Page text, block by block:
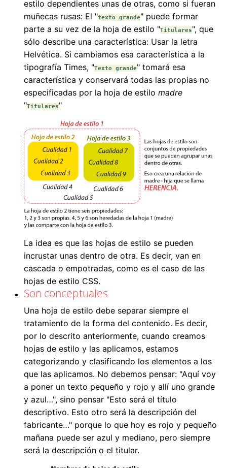
estilo dependientes unas de otras, como si fueran
muñecas rusas: El "texto grande" puede formar
parte a su vez de la hoja de estilo "Titulares", que
sólo describe una característica: Usar la letra
Helvética. Si cambiamos esa característica a la
tipografía Times, "Texto grande" tomará esa
característica y conservará todas las propias no
especificadas por la hoja de estilo madre
"Titulares"
La idea es que las hojas de estilo se pueden
incrustar unas dentro de otra. Es decir, van en
cascada o empotradas, como es el caso de las
hojas de estilo CSS.
Son conceptuales
Una hoja de estilo debe separar siempre el
tratamiento de la forma del contenido. Es decir,
por lo descrito anteriormente, cuando creamos
hojas de estilo y las aplicamos, estamos
categorizando y clasificando los elementos a los
que las aplicamos. No debemos pensar: "Aquí voy
a poner un texto pequeño y rojo y allí uno grande
y azul…", sino pensar "Esto será el título
descriptivo. Esto otro será la descripción del
fabricante…" porque lo que hoy es rojo y pequeño
mañana puede ser azul y mediano, pero siempre
será la descripción o el titular.